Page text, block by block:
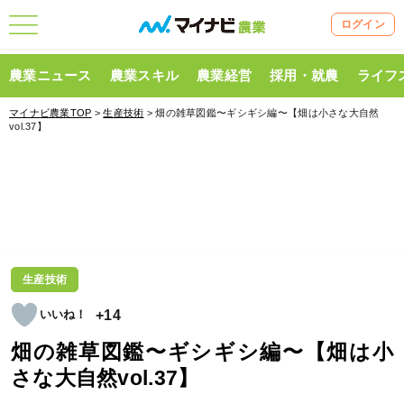
ログイン
農業ニュース 農業スキル 農業経営 採用・就農 ライフ
マイナビ農業TOP >生産技術 > 畑の雑草図鑑〜ギシギシ編〜【畑は小さな大自然
vol.37】
生産技術
+14
畑の雑草図鑑〜ギシギシ編〜【畑は小
さな大自然vol.37】